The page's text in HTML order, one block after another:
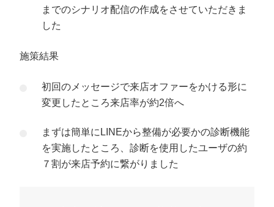
までのシナリオ配信の作成をさせていただきま
した
施策結果
初回のメッセージで来店オファーをかける形に
変更したところ来店率が約2倍へ
まずは簡単にLINEから整備が必要かの診断機能
を実施したところ、診断を使用したユーザの約
７割が来店予約に繋がりました